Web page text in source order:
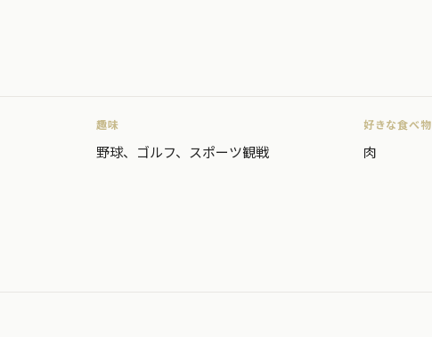
趣味
野球、ゴルフ、スポーツ観戦
好きな食べ物
肉